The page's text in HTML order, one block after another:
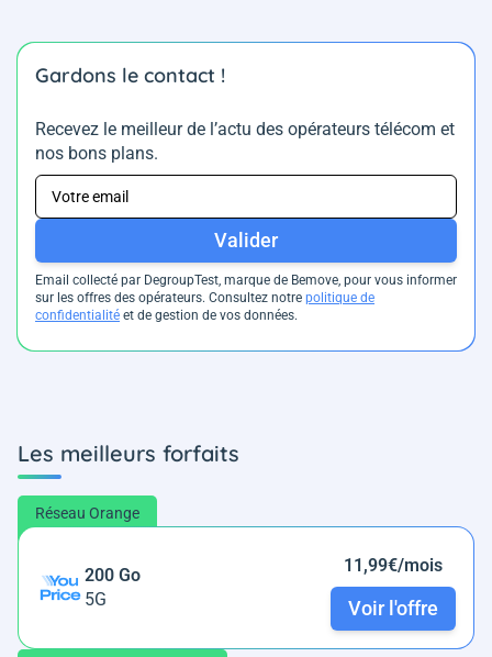
Gardons le contact !
Recevez le meilleur de l’actu des opérateurs télécom et
nos bons plans.
Valider
Email collecté par DegroupTest, marque de Bemove, pour vous informer
sur les offres des opérateurs. Consultez notre politique de
confidentialité et de gestion de vos données.
Les meilleurs forfaits
Réseau Orange
200 Go
5G
11,99€/mois
Voir l'offre